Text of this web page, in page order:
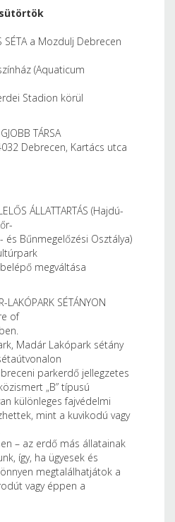
SÉTA a Mozdulj Debrecen
(Aquaticum
Stadion körül
TÁRSA
Debrecen, Kartács utca
ÁLLATTARTÁS (Hajdú-
és Bűnmegelőzési Osztálya)
megváltása
LAKÓPARK SÉTÁNYON
of
Madár Lakópark sétány
parkerdő jellegzetes
„B” típusú
különleges fajvédelmi
mint a kuvikodú vagy
– az erdő más állatainak
így, ha ügyesek és
megtalálhatjátok a
vagy éppen a